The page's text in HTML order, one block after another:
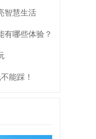
智慧生活
有哪些体验？
能踩！